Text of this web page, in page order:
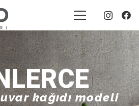
kağıdı modeli